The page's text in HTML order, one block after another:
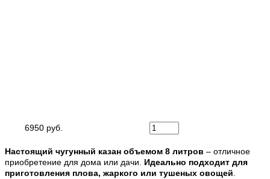
6950 руб.
Настоящий чугунный казан объемом 8 литров – отличное
приобретение для дома или дачи. Идеально подходит для
приготовления плова, жаркого или тушеных овощей.